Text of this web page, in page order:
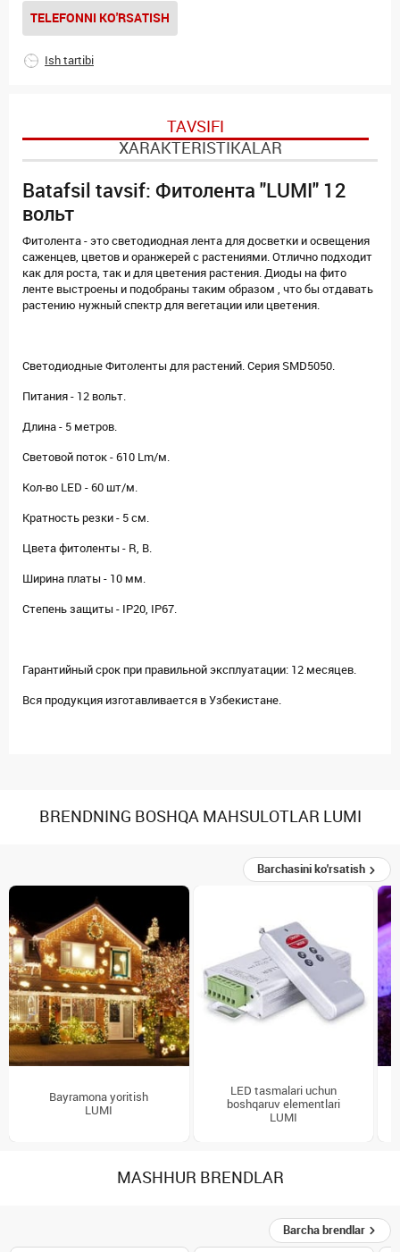
TELEFONNI KO'RSATISH
Ish tartibi
TAVSIFI
XARAKTERISTIKALAR
Batafsil tavsif: Фитолента "LUMI" 12
вольт
Фитолента - это светодиодная лента для досветки и освещения
саженцев, цветов и оранжерей с растениями. Отлично подходит
как для роста, так и для цветения растения. Диоды на фито
ленте выстроены и подобраны таким образом , что бы отдавать
растению нужный спектр для вегетации или цветения.
Светодиодные Фитоленты для растений. Серия SMD5050.
Питания - 12 вольт.
Длина - 5 метров.
Световой поток - 610 Lm/м.
Кол-во LED - 60 шт/м.
Кратность резки - 5 см.
Цвета фитоленты - R, B.
Ширина платы - 10 мм.
Степень защиты - IP20, IP67.
Гарантийный срок при правильной эксплуатации: 12 месяцев.
Вся продукция изготавливается в Узбекистане.
BRENDNING BOSHQA MAHSULOTLAR LUMI
Barchasini ko'rsatish
Bayramona yoritish
LUMI
LED tasmalari uchun
boshqaruv elementlari
LUMI
MASHHUR BRENDLAR
Barcha brendlar